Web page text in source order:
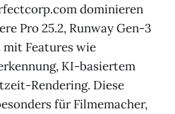
dominieren
Pro 25.2, Runway Gen-3
Features wie
KI-basiertem
Rendering. Diese
für Filmemacher,